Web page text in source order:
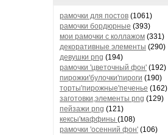
рамочки для постов (1061)
рамочки бордюрные (393)
мои рамочки с коллажом (331)
декоративные элементы (290)
девушки png (194)
рамочки 'цветочный фон' (192)
пирожки'булочки'пироги (190)
торты'пирожные'печенье (162)
заготовки,элементы png (129)
пейзажи png (121)
кексы'маффины (108)
рамочки 'осенний фон' (106)